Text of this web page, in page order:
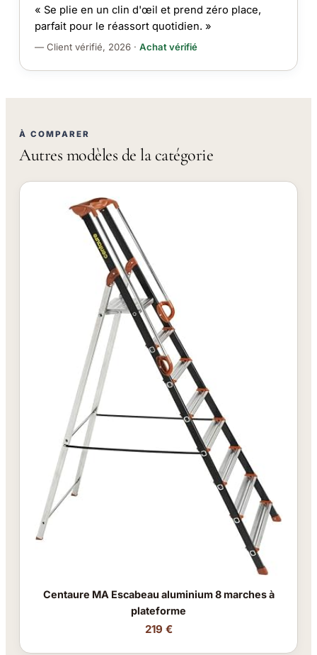
« Se plie en un clin d'œil et prend zéro place,
parfait pour le réassort quotidien. »
— Client vérifié, 2026 · Achat vérifié
À COMPARER
Autres modèles de la catégorie
Centaure MA Escabeau aluminium 8 marches à
plateforme
219 €